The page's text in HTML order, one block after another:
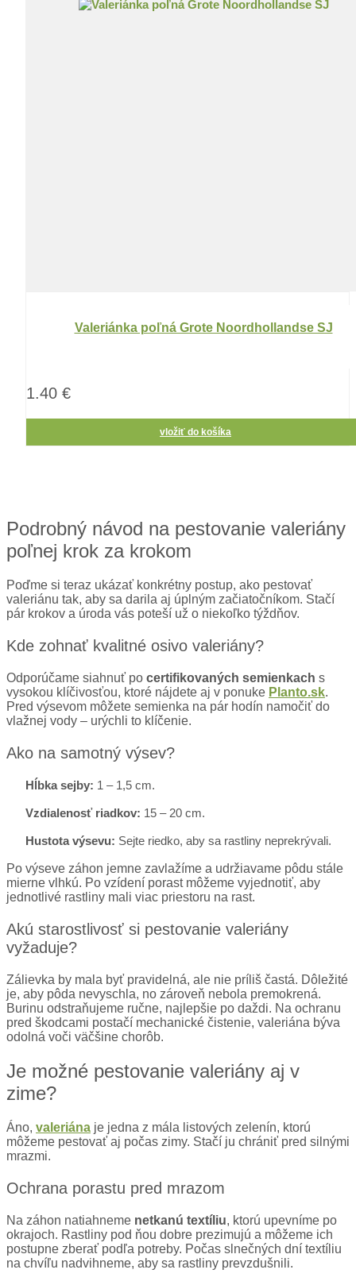
Valeriánka poľná Grote Noordhollandse SJ
1.40 €
vložiť do košíka
Podrobný návod na pestovanie valeriány
poľnej krok za krokom
Poďme si teraz ukázať konkrétny postup, ako pestovať
valeriánu tak, aby sa darila aj úplným začiatočníkom. Stačí
pár krokov a úroda vás poteší už o niekoľko týždňov.
Kde zohnať kvalitné osivo valeriány?
Odporúčame siahnuť po certifikovaných semienkach s
vysokou klíčivosťou, ktoré nájdete aj v ponuke Planto.sk.
Pred výsevom môžete semienka na pár hodín namočiť do
vlažnej vody – urýchli to klíčenie.
Ako na samotný výsev?
Hĺbka sejby: 1 – 1,5 cm.
Vzdialenosť riadkov: 15 – 20 cm.
Hustota výsevu: Sejte riedko, aby sa rastliny neprekrývali.
Po výseve záhon jemne zavlažíme a udržiavame pôdu stále
mierne vlhkú. Po vzídení porast môžeme vyjednotiť, aby
jednotlivé rastliny mali viac priestoru na rast.
Akú starostlivosť si pestovanie valeriány
vyžaduje?
Zálievka by mala byť pravidelná, ale nie príliš častá. Dôležité
je, aby pôda nevyschla, no zároveň nebola premokrená.
Burinu odstraňujeme ručne, najlepšie po daždi. Na ochranu
pred škodcami postačí mechanické čistenie, valeriána býva
odolná voči väčšine chorôb.
Je možné pestovanie valeriány aj v
zime?
Áno, valeriána je jedna z mála listových zelenín, ktorú
môžeme pestovať aj počas zimy. Stačí ju chrániť pred silnými
mrazmi.
Ochrana porastu pred mrazom
Na záhon natiahneme netkanú textíliu, ktorú upevníme po
okrajoch. Rastliny pod ňou dobre prezimujú a môžeme ich
postupne zberať podľa potreby. Počas slnečných dní textíliu
na chvíľu nadvihneme, aby sa rastliny prevzdušnili.